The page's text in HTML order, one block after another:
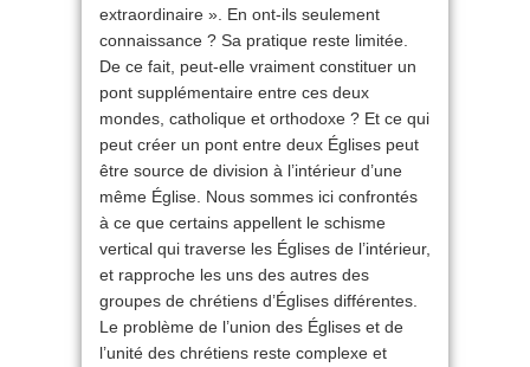
extraordinaire ». En ont-ils seulement
connaissance ? Sa pratique reste limitée.
De ce fait, peut-elle vraiment constituer un
pont supplémentaire entre ces deux
mondes, catholique et orthodoxe ? Et ce qui
peut créer un pont entre deux Églises peut
être source de division à l’intérieur d’une
même Église. Nous sommes ici confrontés
à ce que certains appellent le schisme
vertical qui traverse les Églises de l’intérieur,
et rapproche les uns des autres des
groupes de chrétiens d’Églises différentes.
Le problème de l’union des Églises et de
l’unité des chrétiens reste complexe et